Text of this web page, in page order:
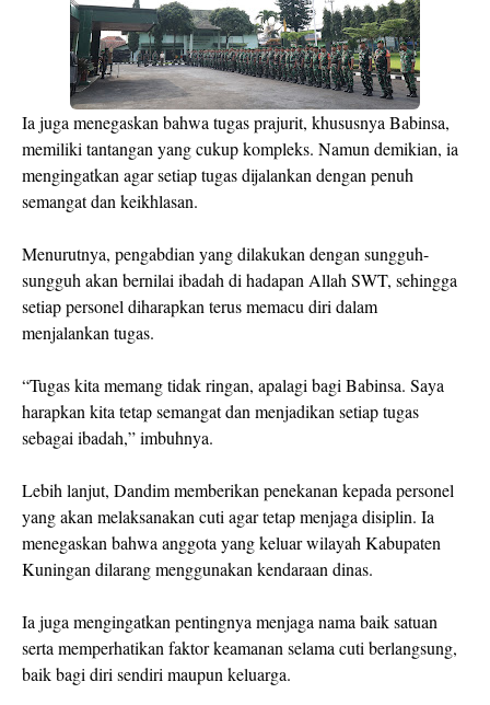
Ia juga menegaskan bahwa tugas prajurit, khususnya Babinsa,
memiliki tantangan yang cukup kompleks. Namun demikian, ia
mengingatkan agar setiap tugas dijalankan dengan penuh
semangat dan keikhlasan.
Menurutnya, pengabdian yang dilakukan dengan sungguh-
sungguh akan bernilai ibadah di hadapan Allah SWT, sehingga
setiap personel diharapkan terus memacu diri dalam
menjalankan tugas.
“Tugas kita memang tidak ringan, apalagi bagi Babinsa. Saya
harapkan kita tetap semangat dan menjadikan setiap tugas
sebagai ibadah,” imbuhnya.
Lebih lanjut, Dandim memberikan penekanan kepada personel
yang akan melaksanakan cuti agar tetap menjaga disiplin. Ia
menegaskan bahwa anggota yang keluar wilayah Kabupaten
Kuningan dilarang menggunakan kendaraan dinas.
Ia juga mengingatkan pentingnya menjaga nama baik satuan
serta memperhatikan faktor keamanan selama cuti berlangsung,
baik bagi diri sendiri maupun keluarga.